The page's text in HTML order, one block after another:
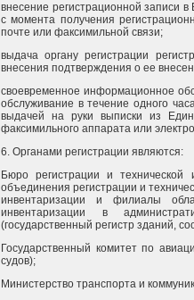
внесение регистрационной записи
с момента получения
почте или факсимильной связи;
выдача органу регистрации
внесения подтверждения о ее
своевременное информационное
обслуживание в течение одного
выдачей на руки выписки из
факсимильного аппарата или
6. Органами регистрации являются:
Бюро регистрации и технической
объединения регистрации и
инвентаризации и филиалы
инвентаризации в
(государственный регистр зданий,
Государственный комитет по
судов);
Министерство транспорта и